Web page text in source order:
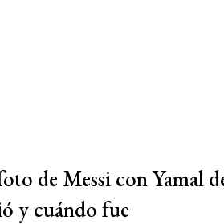
de Messi con Yamal
y cuándo fue